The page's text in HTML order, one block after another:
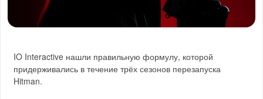
IO Interactive нашли правильную формулу, которой
придерживались в течение трёх сезонов перезапуска
Hitman.